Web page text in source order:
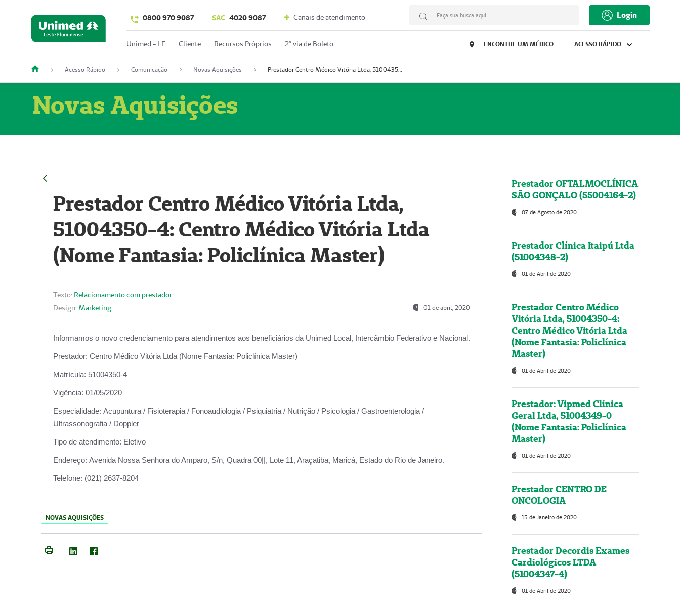
0800 970 9087 SAC 4020 9087 Canais de atendimento Faça sua busca aqui Login
Unimed - LF Cliente Recursos Próprios 2º via de Boleto ENCONTRE UM MÉDICO ACESSO RÁPIDO
Acesso Rápido Comunicação Novas Aquisições Prestador Centro Médico Vitória Ltda, 51004350-4: Centro Médico Vitória Ltda (Nome Fantasia: Policlínica Master)
Novas Aquisições
Prestador Centro Médico Vitória Ltda,
51004350-4: Centro Médico Vitória Ltda
(Nome Fantasia: Policlínica Master)
Texto: Relacionamento com prestador
Design: Marketing 01 de abril, 2020
Informamos o novo credenciamento para atendimentos aos beneficiários da Unimed Local, Intercâmbio Federativo e Nacional.
Prestador: Centro Médico Vitória Ltda (Nome Fantasia: Policlínica Master)
Matrícula: 51004350-4
Vigência: 01/05/2020
Especialidade: Acupuntura / Fisioterapia / Fonoaudiologia / Psiquiatria / Nutrição / Psicologia / Gastroenterologia /
Ultrassonografia / Doppler
Tipo de atendimento: Eletivo
Endereço: Avenida Nossa Senhora do Amparo, S/n, Quadra 00||, Lote 11, Araçatiba, Maricá, Estado do Rio de Janeiro.
Telefone: (021) 2637-8204
NOVAS AQUISIÇÕES
Prestador OFTALMOCLÍNICA
SÃO GONÇALO (55004164-2)
07 de Agosto de 2020
Prestador Clínica Itaipú Ltda
(51004348-2)
01 de Abril de 2020
Prestador Centro Médico
Vitória Ltda, 51004350-4:
Centro Médico Vitória Ltda
(Nome Fantasia: Policlínica
Master)
01 de Abril de 2020
Prestador: Vipmed Clínica
Geral Ltda, 51004349-0
(Nome Fantasia: Policlínica
Master)
01 de Abril de 2020
Prestador CENTRO DE
ONCOLOGIA
15 de Janeiro de 2020
Prestador Decordis Exames
Cardiológicos LTDA
(51004347-4)
01 de Abril de 2020